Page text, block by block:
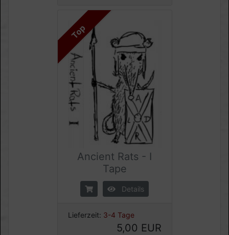
Top
Ancient Rats - I
Tape
Details
Lieferzeit: 3-4 Tage
5,00 EUR